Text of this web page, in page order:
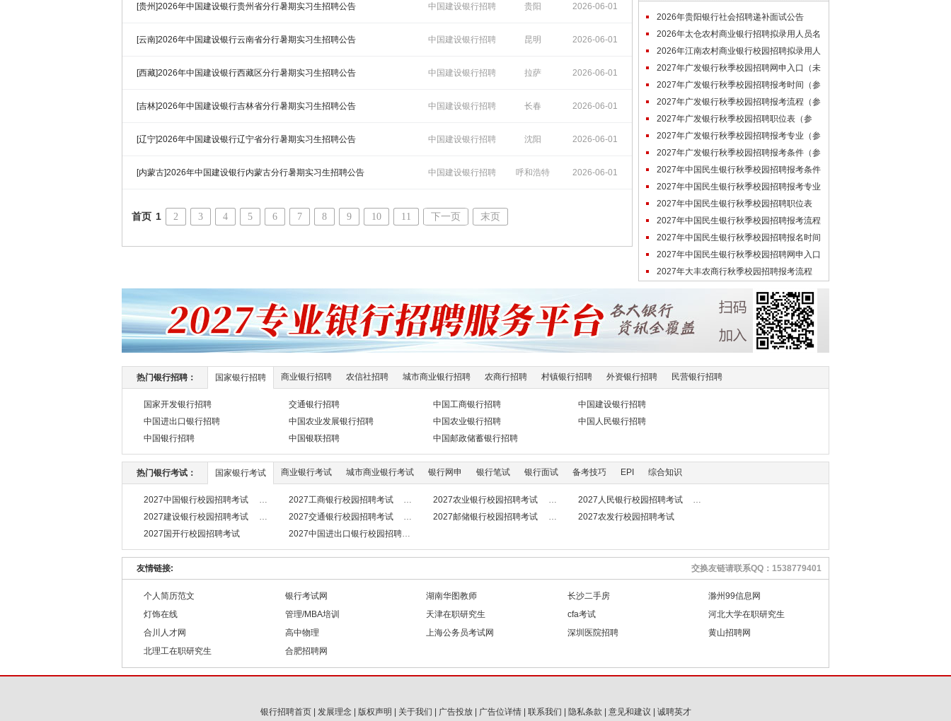
15:17:06
[贵州]2026年中国建设银行贵州省分行暑期实习生招聘公告 中国建设银行招聘 贵阳 2026-06-01
15:14:54
[云南]2026年中国建设银行云南省分行暑期实习生招聘公告 中国建设银行招聘 昆明 2026-06-01
15:12:21
[西藏]2026年中国建设银行西藏区分行暑期实习生招聘公告 中国建设银行招聘 拉萨 2026-06-01
15:10:05
[吉林]2026年中国建设银行吉林省分行暑期实习生招聘公告 中国建设银行招聘 长春 2026-06-01
15:09:36
[辽宁]2026年中国建设银行辽宁省分行暑期实习生招聘公告 中国建设银行招聘 沈阳 2026-06-01
15:09:21
[内蒙古]2026年中国建设银行内蒙古分行暑期实习生招聘公告 中国建设银行招聘 呼和浩特 2026-06-01
首页 1 2 3 4 5 6 7 8 9 10 11 下一页 末页
2026年贵阳银行社会招聘递补面试公告
2026年太仓农村商业银行招聘拟录用人员名
单公示（第二批）
2026年江南农村商业银行校园招聘拟录用人
员公示（7.29）
2027年广发银行秋季校园招聘网申入口（未
开通）
2027年广发银行秋季校园招聘报考时间（参
考）2027年广发银行秋季校园招聘报考流程（参
考）2027年广发银行秋季校园招聘职位表（参
考）2027年广发银行秋季校园招聘报考专业（参
考）2027年广发银行秋季校园招聘报考条件（参
考）2027年中国民生银行秋季校园招聘报考条件
（参考）
2027年中国民生银行秋季校园招聘报考专业
（参考）
2027年中国民生银行秋季校园招聘职位表
（参考）
2027年中国民生银行秋季校园招聘报考流程
（参考）
2027年中国民生银行秋季校园招聘报名时间
（参考）
2027年中国民生银行秋季校园招聘网申入口
（未开通）
2027年大丰农商行秋季校园招聘报考流程
热门银行招聘： 国家银行招聘 商业银行招聘 农信社招聘 城市商业银行招聘 农商行招聘 村镇银行招聘 外资银行招聘 民营银行招聘
国家开发银行招聘 交通银行招聘 中国工商银行招聘
中国建设银行招聘
中国进出口银行招聘
中国农业发展银行招聘 中国农业银行招聘
中国人民银行招聘
中国银行招聘
中国银联招聘 中国邮政储蓄银行招聘
热门银行考试： 国家银行考试 商业银行考试 城市商业银行考试 银行网申 银行笔试 银行面试 备考技巧 EPI 综合知识
2027中国银行校园招聘考试 2027工商银行校园招聘考试 2027农业银行校园招聘考试
2027人民银行校园招聘考试
2027建设银行校园招聘考试
2027交通银行校园招聘考试 2027邮储银行校园招聘考试
2027农发行校园招聘考试
2027国开行校园招聘考试
2027中国进出口银行校园招聘考试
友情链接: 交换友链请联系QQ：1538779401
个人简历范文 银行考试网 湖南华图教师 长沙二手房
滁州99信息网
灯饰在线
管理/MBA培训 天津在职研究生 cfa考试
河北大学在职研究生
合川人才网
高中物理 上海公务员考试网 深圳医院招聘
黄山招聘网
北理工在职研究生
合肥招聘网
银行招聘首页| 发展理念| 版权声明 关于我们 广告投放| 广告位详情| 联系我们 隐私条款 意见和建议 诚聘英才